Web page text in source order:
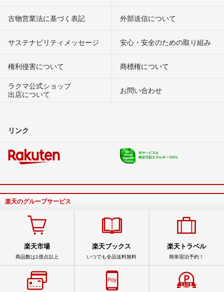
古物営業法に基づく表記 外部送信について
サステナビリティメッセージ 安心・安全のための取り組み
権利侵害について
商標権について
ラクマ公式ショップ
出店について
お問い合わせ
リンク
楽天のグループサービス
楽天市場
商品数は1億点以上
楽天ブックス
いつでも全品送料無料
楽天トラベル
簡単宿泊予約！